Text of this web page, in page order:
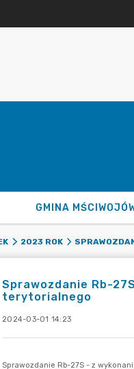
GMINA
2023 ROK
Sprawozdanie Rb-
terytorialnego
2024-03-01 14:23